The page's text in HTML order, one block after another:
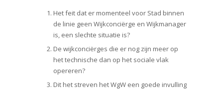
Het feit dat er momenteel voor Stad binnen
de linie geen Wijkconciërge en Wijkmanager
is, een slechte situatie is?
De wijkconciërges die er nog zijn meer op
het technische dan op het sociale vlak
opereren?
Dit het streven het WgW een goede invulling